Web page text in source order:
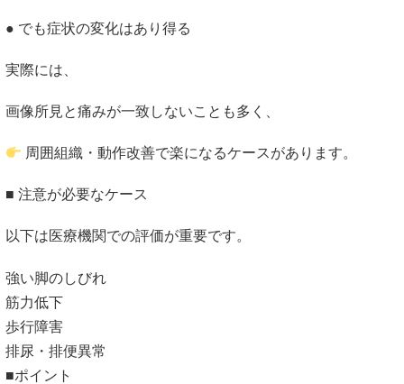
● でも症状の変化はあり得る
実際には、
画像所見と痛みが一致しないことも多く、
周囲組織・動作改善で楽になるケースがあります。
■ 注意が必要なケース
以下は医療機関での評価が重要です。
強い脚のしびれ
筋力低下
歩行障害
排尿・排便異常
■ポイント